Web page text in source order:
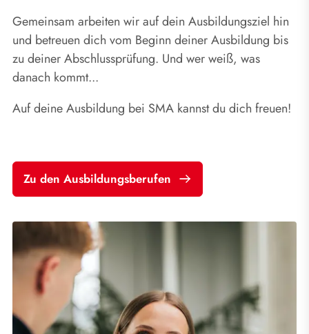
Gemeinsam arbeiten wir auf dein Ausbildungsziel hin
und betreuen dich vom Beginn deiner Ausbildung bis
zu deiner Abschlussprüfung. Und wer weiß, was
danach kommt...
Auf deine Ausbildung bei SMA kannst du dich freuen!
Zu den Ausbildungsberufen